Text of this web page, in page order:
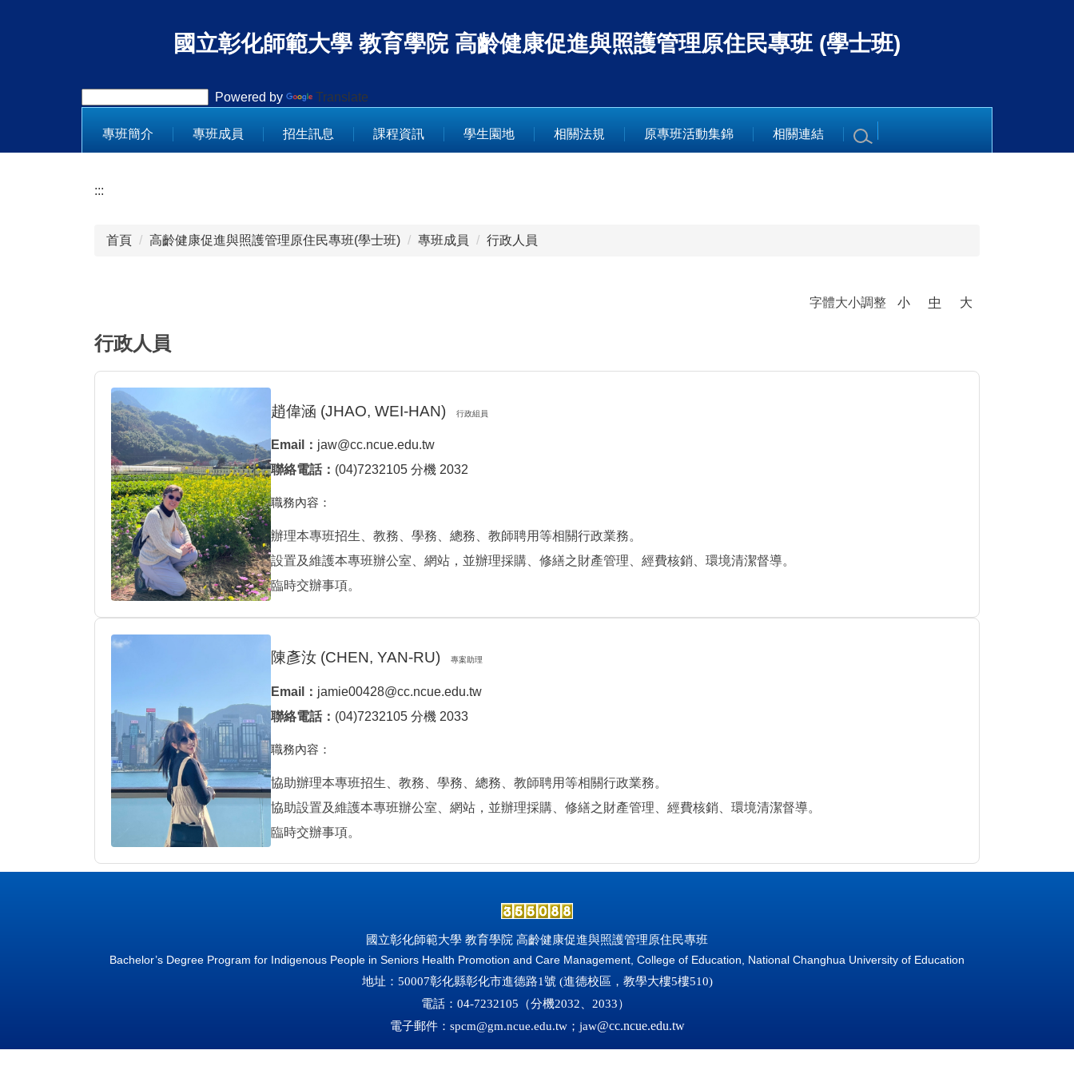
國立彰化師範大學 教育學院 高齡健康促進與照護管理原住民專班 (學士班)
Powered by Translate
專班簡介 專班成員 招生訊息 課程資訊 學生園地 相關法規 原專班活動集錦 相關連結
:::
首頁 高齡健康促進與照護管理原住民專班(學士班) 專班成員 行政人員
字體大小調整 小 中 大
行政人員
趙偉涵 (JHAO, WEI-HAN) 行政組員
Email： jaw@cc.ncue.edu.tw
聯絡電話： (04)7232105 分機 2032
職務內容：
辦理本專班招生、教務、學務、總務、教師聘用等相關行政業務。
設置及維護本專班辦公室、網站，並辦理採購、修繕之財產管理、經費核銷、環境清潔督導。
臨時交辦事項。
陳彥汝 (CHEN, YAN-RU) 專案助理
Email： jamie00428@cc.ncue.edu.tw
聯絡電話： (04)7232105 分機 2033
職務內容：
協助辦理本專班招生、教務、學務、總務、教師聘用等相關行政業務。
協助設置及維護本專班辦公室、網站，並辦理採購、修繕之財產管理、經費核銷、環境清潔督導。
臨時交辦事項。
國立彰化師範大學 教育學院 高齡健康促進與照護管理原住民專班
Bachelor’s Degree Program for Indigenous People in Seniors Health Promotion and Care Management, College of Education, National Changhua University of Education
地址：50007彰化縣彰化市進德路1號 (進德校區，教學大樓5樓510)
電話：04-7232105（分機2032、2033）
電子郵件： spcm@gm.ncue.edu.tw；jaw@cc.ncue.edu.tw